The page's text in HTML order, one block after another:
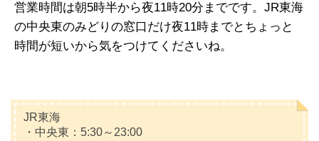
営業時間は朝5時半から夜11時20分までです。JR東海
の中央東のみどりの窓口だけ夜11時までとちょっと
時間が短いから気をつけてくださいね。
JR東海
・中央東：5:30～23:00